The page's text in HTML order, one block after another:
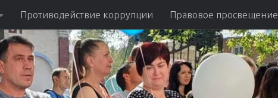
Противодействие коррупции Правовое просвещение